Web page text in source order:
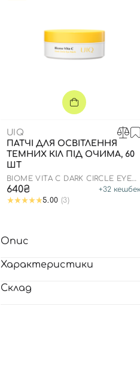
UIQ
ПАТЧІ ДЛЯ ОСВІТЛЕННЯ
ТЕМНИХ КІЛ ПІД ОЧИМА, 60
ШТ
BIOME VITA C DARK CIRCLE EYE
PATCH
640₴ +32
5.00 (3)
Опис
Характеристики
Склад